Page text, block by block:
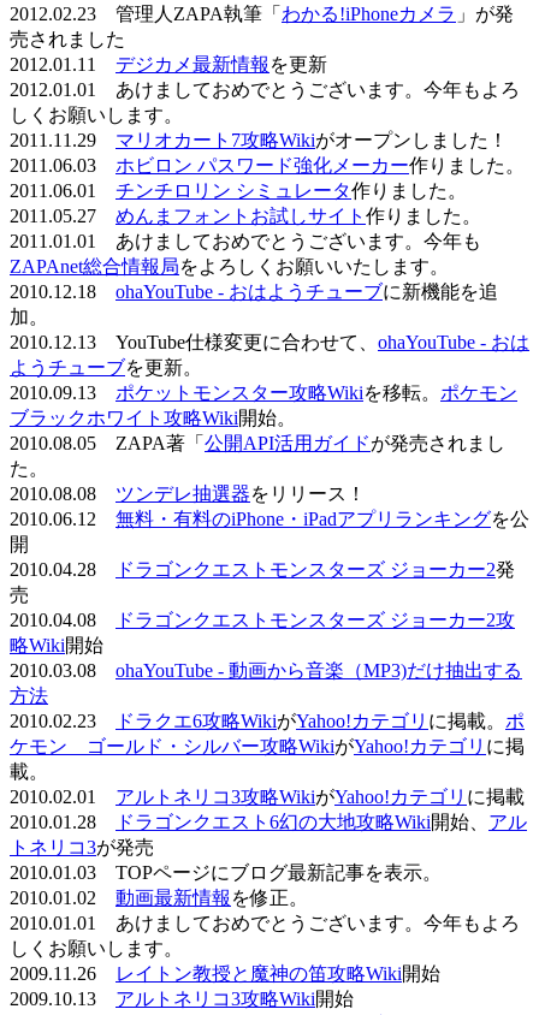
2012.02.23 管理人ZAPA執筆「 わかる!iPhoneカメラ 」が発
売されました
2012.01.11 デジカメ最新情報 を更新
2012.01.01 あけましておめでとうございます。今年もよろ
しくお願いします。
2011.11.29 マリオカート7攻略Wikiがオープンしました！
2011.06.03 ホビロン パスワード強化メーカー作りました。
2011.06.01 チンチロリン シミュレータ作りました。
2011.05.27 めんまフォントお試しサイト 作りました。
2011.01.01 あけましておめでとうございます。今年も
ZAPAnet総合情報局をよろしくお願いいたします。
2010.12.18 ohaYouTube - おはようチューブに新機能を追
加。
2010.12.13 YouTube仕様変更に合わせて、 ohaYouTube - おは
ようチューブを更新。
2010.09.13 ポケットモンスター攻略Wikiを移転。 ポケモン
ブラックホワイト攻略Wiki開始。
2010.08.05 ZAPA著「 公開API活用ガイドが発売されまし
た。
2010.08.08 ツンデレ抽選器をリリース！
2010.06.12 無料・有料のiPhone・iPadアプリランキングを公
開
2010.04.28
ドラゴンクエストモンスターズ ジョーカー2発
売
2010.04.08
ドラゴンクエストモンスターズ ジョーカー2攻
略Wiki開始
2010.03.08 ohaYouTube - 動画から音楽（MP3)だけ抽出する
方法
2010.02.23
ドラクエ6攻略WikiがYahoo!カテゴリ に掲載。 ポ
ケモン ゴールド・シルバー攻略WikiがYahoo!カテゴリ に掲
載。
2010.02.01 アルトネリコ3攻略WikiがYahoo!カテゴリ に掲載
2010.01.28
ドラゴンクエスト6幻の大地攻略Wiki開始、 アル
トネリコ3が発売
2010.01.03 TOPページにブログ最新記事を表示。
2010.01.02 動画最新情報 を修正。
2010.01.01 あけましておめでとうございます。今年もよろ
しくお願いします。
2009.11.26
レイトン教授と魔神の笛攻略Wiki開始
2009.10.13 アルトネリコ3攻略Wiki開始